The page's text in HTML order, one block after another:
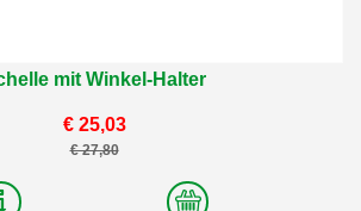
mit Winkel-Halter
€ 25,03
€ 27,80